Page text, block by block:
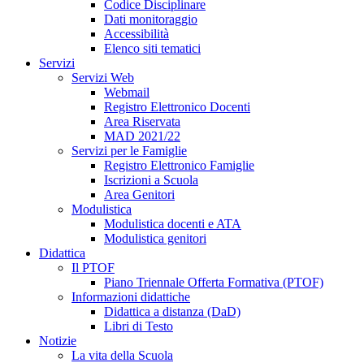
Codice Disciplinare
Dati monitoraggio
Accessibilità
Elenco siti tematici
Servizi
Servizi Web
Webmail
Registro Elettronico Docenti
Area Riservata
MAD 2021/22
Servizi per le Famiglie
Registro Elettronico Famiglie
Iscrizioni a Scuola
Area Genitori
Modulistica
Modulistica docenti e ATA
Modulistica genitori
Didattica
Il PTOF
Piano Triennale Offerta Formativa (PTOF)
Informazioni didattiche
Didattica a distanza (DaD)
Libri di Testo
Notizie
La vita della Scuola